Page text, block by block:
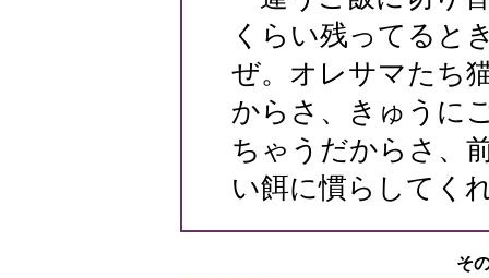
くらい残ってると
ぜ。オレサマたち
からさ、きゅうに
ちゃうだからさ、
い餌に慣らしてく
そ